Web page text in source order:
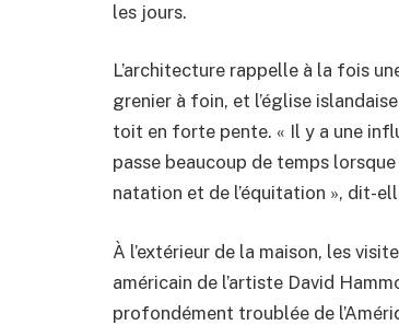
les jours.
L’architecture rappelle à la fois
grenier à foin, et l’église
toit en forte pente. « Il y a une
passe beaucoup de temps
natation et de l’équitation », dit-
À l’extérieur de la maison, les
américain de l’artiste David
profondément troublée de